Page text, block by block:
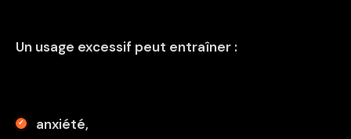
Un usage excessif peut entraîner :
anxiété,